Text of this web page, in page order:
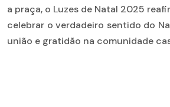
a praça, o Luzes de Natal 2025
celebrar o verdadeiro sentido do
união e gratidão na comunidade